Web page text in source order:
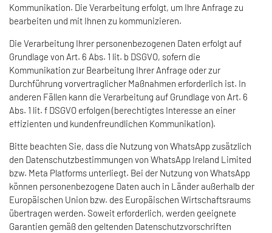
Kommunikation. Die Verarbeitung erfolgt, um Ihre Anfrage zu
bearbeiten und mit Ihnen zu kommunizieren.
Die Verarbeitung Ihrer personenbezogenen Daten erfolgt auf
Grundlage von Art. 6 Abs. 1 lit. b DSGVO, sofern die
Kommunikation zur Bearbeitung Ihrer Anfrage oder zur
Durchführung vorvertraglicher Maßnahmen erforderlich ist. In
anderen Fällen kann die Verarbeitung auf Grundlage von Art. 6
Abs. 1 lit. f DSGVO erfolgen (berechtigtes Interesse an einer
effizienten und kundenfreundlichen Kommunikation).
Bitte beachten Sie, dass die Nutzung von WhatsApp zusätzlich
den Datenschutzbestimmungen von WhatsApp Ireland Limited
bzw. Meta Platforms unterliegt. Bei der Nutzung von WhatsApp
können personenbezogene Daten auch in Länder außerhalb der
Europäischen Union bzw. des Europäischen Wirtschaftsraums
übertragen werden. Soweit erforderlich, werden geeignete
Garantien gemäß den geltenden Datenschutzvorschriften